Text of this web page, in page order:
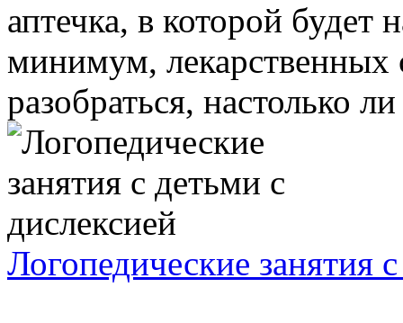
аптечка, в которой будет
минимум, лекарственных
разобраться, настолько
Логопедические занятия